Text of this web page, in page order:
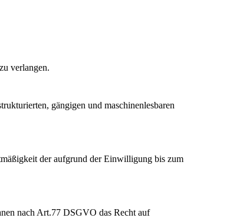
verlangen.
gängigen und maschinenlesbaren
der aufgrund der Einwilligung bis zum
nach Art.77 DSGVO das Recht auf